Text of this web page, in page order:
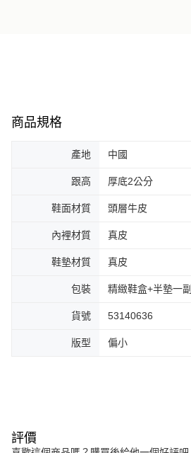
商品規格
產地 中國
跟高 厚底2公分
鞋面材質 頭層牛皮
內裡材質 真皮
鞋墊材質 真皮
包裝 精緻鞋盒+半墊一副
貨號 53140636
版型 偏小
評價